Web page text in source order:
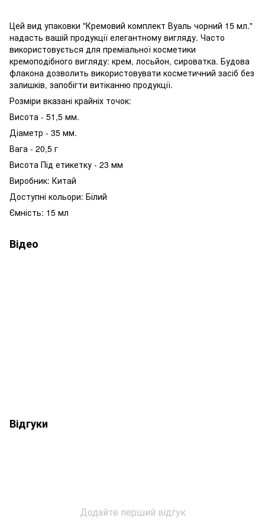
Цей вид упаковки "Кремовий комплект Вуаль чорний 15 мл."
надасть вашій продукції елегантному вигляду. Часто
використовується для преміальної косметики
кремоподібного вигляду: крем, лосьйон, сироватка. Будова
флакона дозволить використовувати косметичний засіб без
залишків, запобігти витіканню продукції.
Розміри вказані крайніх точок:
Висота - 51,5 мм.
Діаметр - 35 мм.
Вага - 20,5 г
Висота Під етикетку - 23 мм
Виробник: Китай
Доступні кольори: Білий
Ємність: 15 мл
Відео
Відгуки
Додайте перший відгук